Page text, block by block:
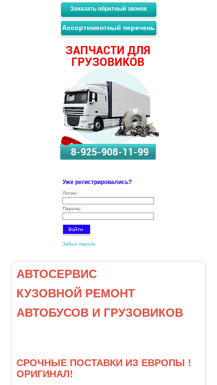
Заказать обратный звонок
Ассортиментный перечень
Уже регистрировались?
Логин:
Пароль:
Забыл пароль
АВТОСЕРВИС
КУЗОВНОЙ РЕМОНТ
АВТОБУСОВ И ГРУЗОВИКОВ
СРОЧНЫЕ ПОСТАВКИ ИЗ ЕВРОПЫ !
ОРИГИНАЛ!